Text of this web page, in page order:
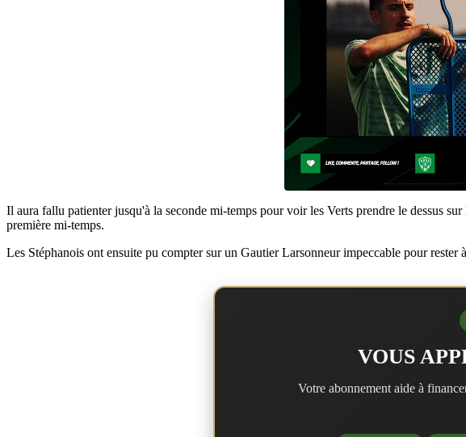
Il aura fallu patienter jusqu'à la seconde mi-temps pour voir les Verts prendre le dessus
première mi-temps.
Les Stéphanois ont ensuite pu compter sur un Gautier Larsonneur impeccable pour rester
VOUS
Votre abonnement aide à